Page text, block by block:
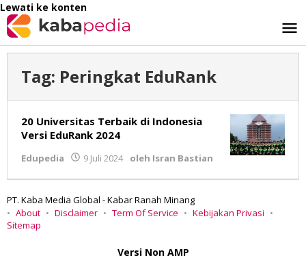
Lewati ke konten
Tag: Peringkat EduRank
20 Universitas Terbaik di Indonesia
Versi EduRank 2024
Edupedia 9 Juli 2024 oleh Isran Bastian
PT. Kaba Media Global - Kabar Ranah Minang
About
Disclaimer Term Of Service
Kebijakan Privasi
Sitemap
Versi Non AMP